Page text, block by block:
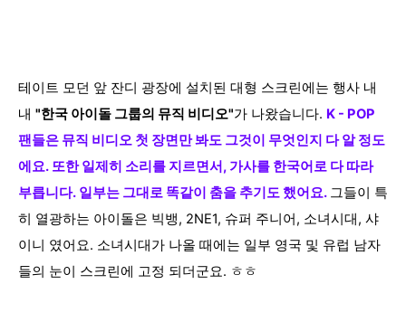
테이트 모던 앞 잔디 광장에 설치된 대형 스크린에는 행사 내
내 "한국 아이돌 그룹의 뮤직 비디오"가 나왔습니다. K - POP
팬들은 뮤직 비디오 첫 장면만 봐도 그것이 무엇인지 다 알 정도
에요. 또한 일제히 소리를 지르면서, 가사를 한국어로 다 따라
부릅니다. 일부는 그대로 똑같이 춤을 추기도 했어요. 그들이 특
히 열광하는 아이돌은 빅뱅, 2NE1, 슈퍼 주니어, 소녀시대, 샤
이니 였어요. 소녀시대가 나올 때에는 일부 영국 및 유럽 남자
들의 눈이 스크린에 고정 되더군요. ㅎㅎ